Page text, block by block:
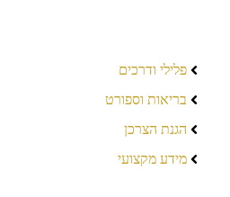
פלילי ודרכים
בריאות וספורט
הגנת הצרכן
מידע מקצועי